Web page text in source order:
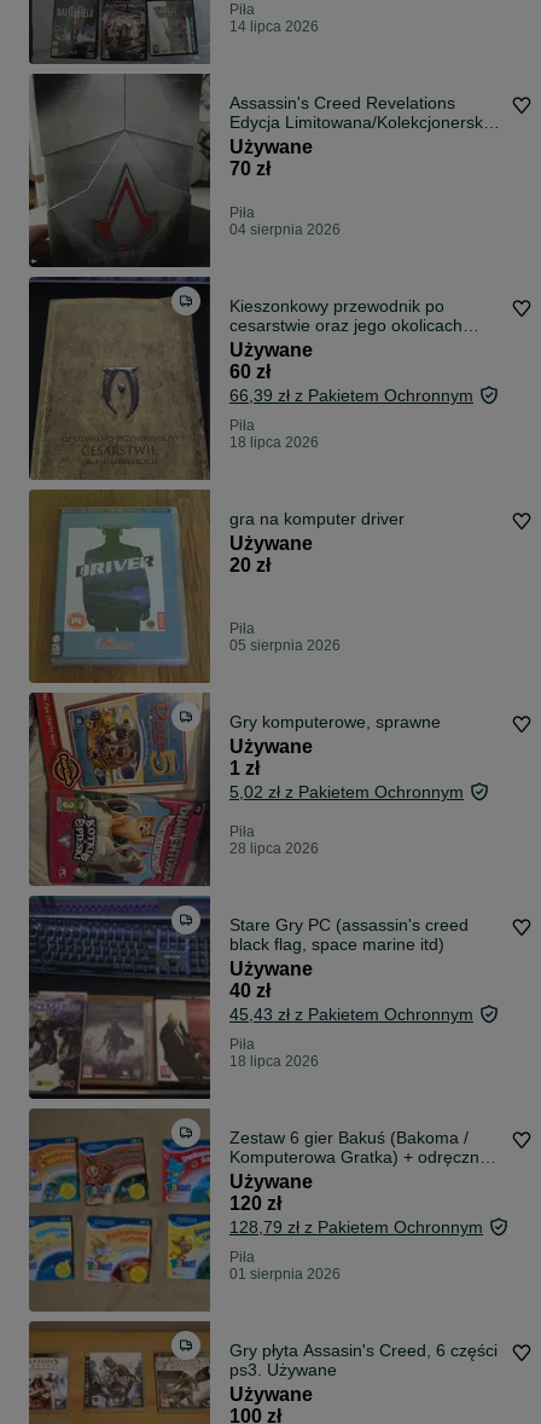
Piła
14 lipca 2026
Assassin's Creed Revelations
Edycja Limitowana/Kolekcjonerska
PC
Używane
70 zł
Piła
04 sierpnia 2026
Kieszonkowy przewodnik po
cesarstwie oraz jego okolicach
(The Elder Scrolls: Oblivion)
UNIKAT!
Używane
60 zł
66,39 zł z Pakietem Ochronnym
Piła
18 lipca 2026
gra na komputer driver
Używane
20 zł
Piła
05 sierpnia 2026
Gry komputerowe, sprawne
Używane
1 zł
5,02 zł z Pakietem Ochronnym
Piła
28 lipca 2026
Stare Gry PC (assassin's creed
black flag, space marine itd)
Używane
40 zł
45,43 zł z Pakietem Ochronnym
Piła
18 lipca 2026
Zestaw 6 gier Bakuś (Bakoma /
Komputerowa Gratka) + odręczna
kartka z kodami
Używane
120 zł
128,79 zł z Pakietem Ochronnym
Piła
01 sierpnia 2026
Gry płyta Assasin's Creed, 6 części
ps3. Używane
Używane
100 zł